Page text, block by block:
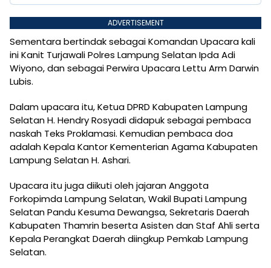
ADVERTISEMENT
Sementara bertindak sebagai Komandan Upacara kali
ini Kanit Turjawali Polres Lampung Selatan Ipda Adi
Wiyono, dan sebagai Perwira Upacara Lettu Arm Darwin
Lubis.
Dalam upacara itu, Ketua DPRD Kabupaten Lampung
Selatan H. Hendry Rosyadi didapuk sebagai pembaca
naskah Teks Proklamasi. Kemudian pembaca doa
adalah Kepala Kantor Kementerian Agama Kabupaten
Lampung Selatan H. Ashari.
Upacara itu juga diikuti oleh jajaran Anggota
Forkopimda Lampung Selatan, Wakil Bupati Lampung
Selatan Pandu Kesuma Dewangsa, Sekretaris Daerah
Kabupaten Thamrin beserta Asisten dan Staf Ahli serta
Kepala Perangkat Daerah diingkup Pemkab Lampung
Selatan.